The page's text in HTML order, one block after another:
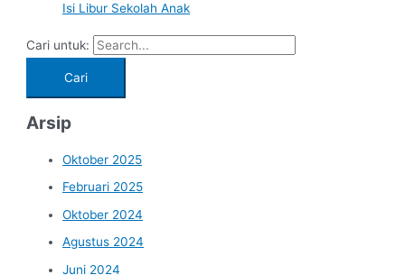
Isi Libur Sekolah Anak
Cari untuk:
Arsip
Oktober 2025
Februari 2025
Oktober 2024
Agustus 2024
Juni 2024